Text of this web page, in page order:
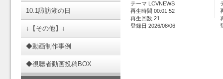
10.1諏訪湖の日
↓【その他】↓
◆動画制作事例
◆視聴者動画投稿BOX
テーマ LCVNEWS
再生時間 00:01:52
再生回数 21
登録日 2026/08/06